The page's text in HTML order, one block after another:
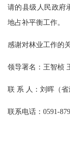
请的县级人民政府
地占补平衡工作。
感谢对林业工作的
领导署名：王智桢
联 系 人：刘晖（省
联系电话：0591-